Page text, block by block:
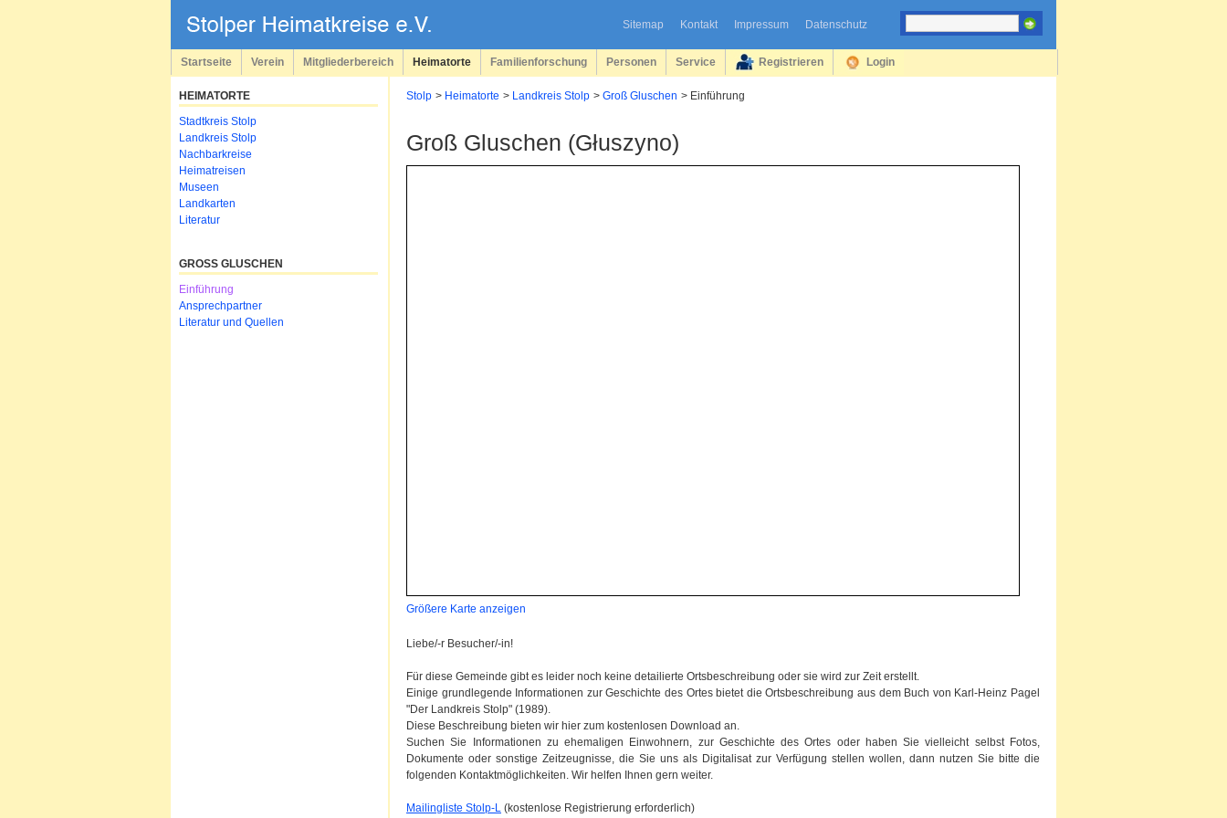
Sitemap Kontakt Impressum Datenschutz
überspringen
Startseite Verein Mitgliederbereich Heimatorte Familienforschung Personen Service Registrieren Login
Stolp Heimatorte Landkreis Stolp Groß Gluschen Einführung
Groß Gluschen (Głuszyno)
Größere Karte anzeigen
Liebe/-r Besucher/-in!
Für diese Gemeinde gibt es leider noch keine detailierte Ortsbeschreibung oder sie wird zur Zeit erstellt.
Einige grundlegende Informationen zur Geschichte des Ortes bietet die Ortsbeschreibung aus dem Buch von Karl-Heinz Pagel
"Der Landkreis Stolp" (1989).
Diese Beschreibung bieten wir hier zum kostenlosen Download an.
Suchen Sie Informationen zu ehemaligen Einwohnern, zur Geschichte des Ortes oder haben Sie vielleicht selbst Fotos,
Dokumente oder sonstige Zeitzeugnisse, die Sie uns als Digitalisat zur Verfügung stellen wollen, dann nutzen Sie bitte die
folgenden Kontaktmöglichkeiten. Wir helfen Ihnen gern weiter.
Mailingliste Stolp-L (kostenlose Registrierung erforderlich)
HEIMATORTE
Navigation
überspringen
Stadtkreis Stolp
Landkreis Stolp
Nachbarkreise
Heimatreisen
Museen
Landkarten
Literatur
GROSS GLUSCHEN
Navigation
überspringen
Einführung
Ansprechpartner
Literatur und Quellen